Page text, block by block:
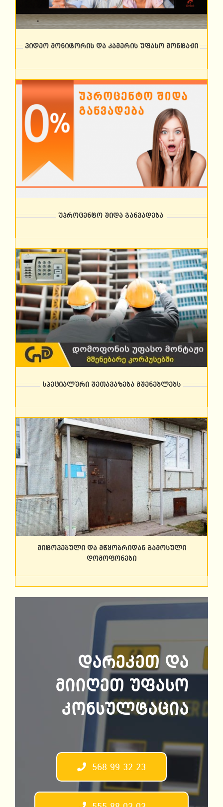
ვიდეო მონიტორის და კამერის უფასო მონტაჟი
უპროცენტო შიდა განვადება
სპეციალური შეთავაზება მშენებლებს
მიტოვებული და მწყობრიდან გამოსული
დომოფონები
დარეკეთ და
მიიღეთ უფასო
კონსულტაცია
568 99 32 23